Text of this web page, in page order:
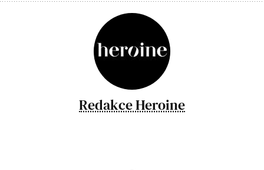
Redakce Heroine